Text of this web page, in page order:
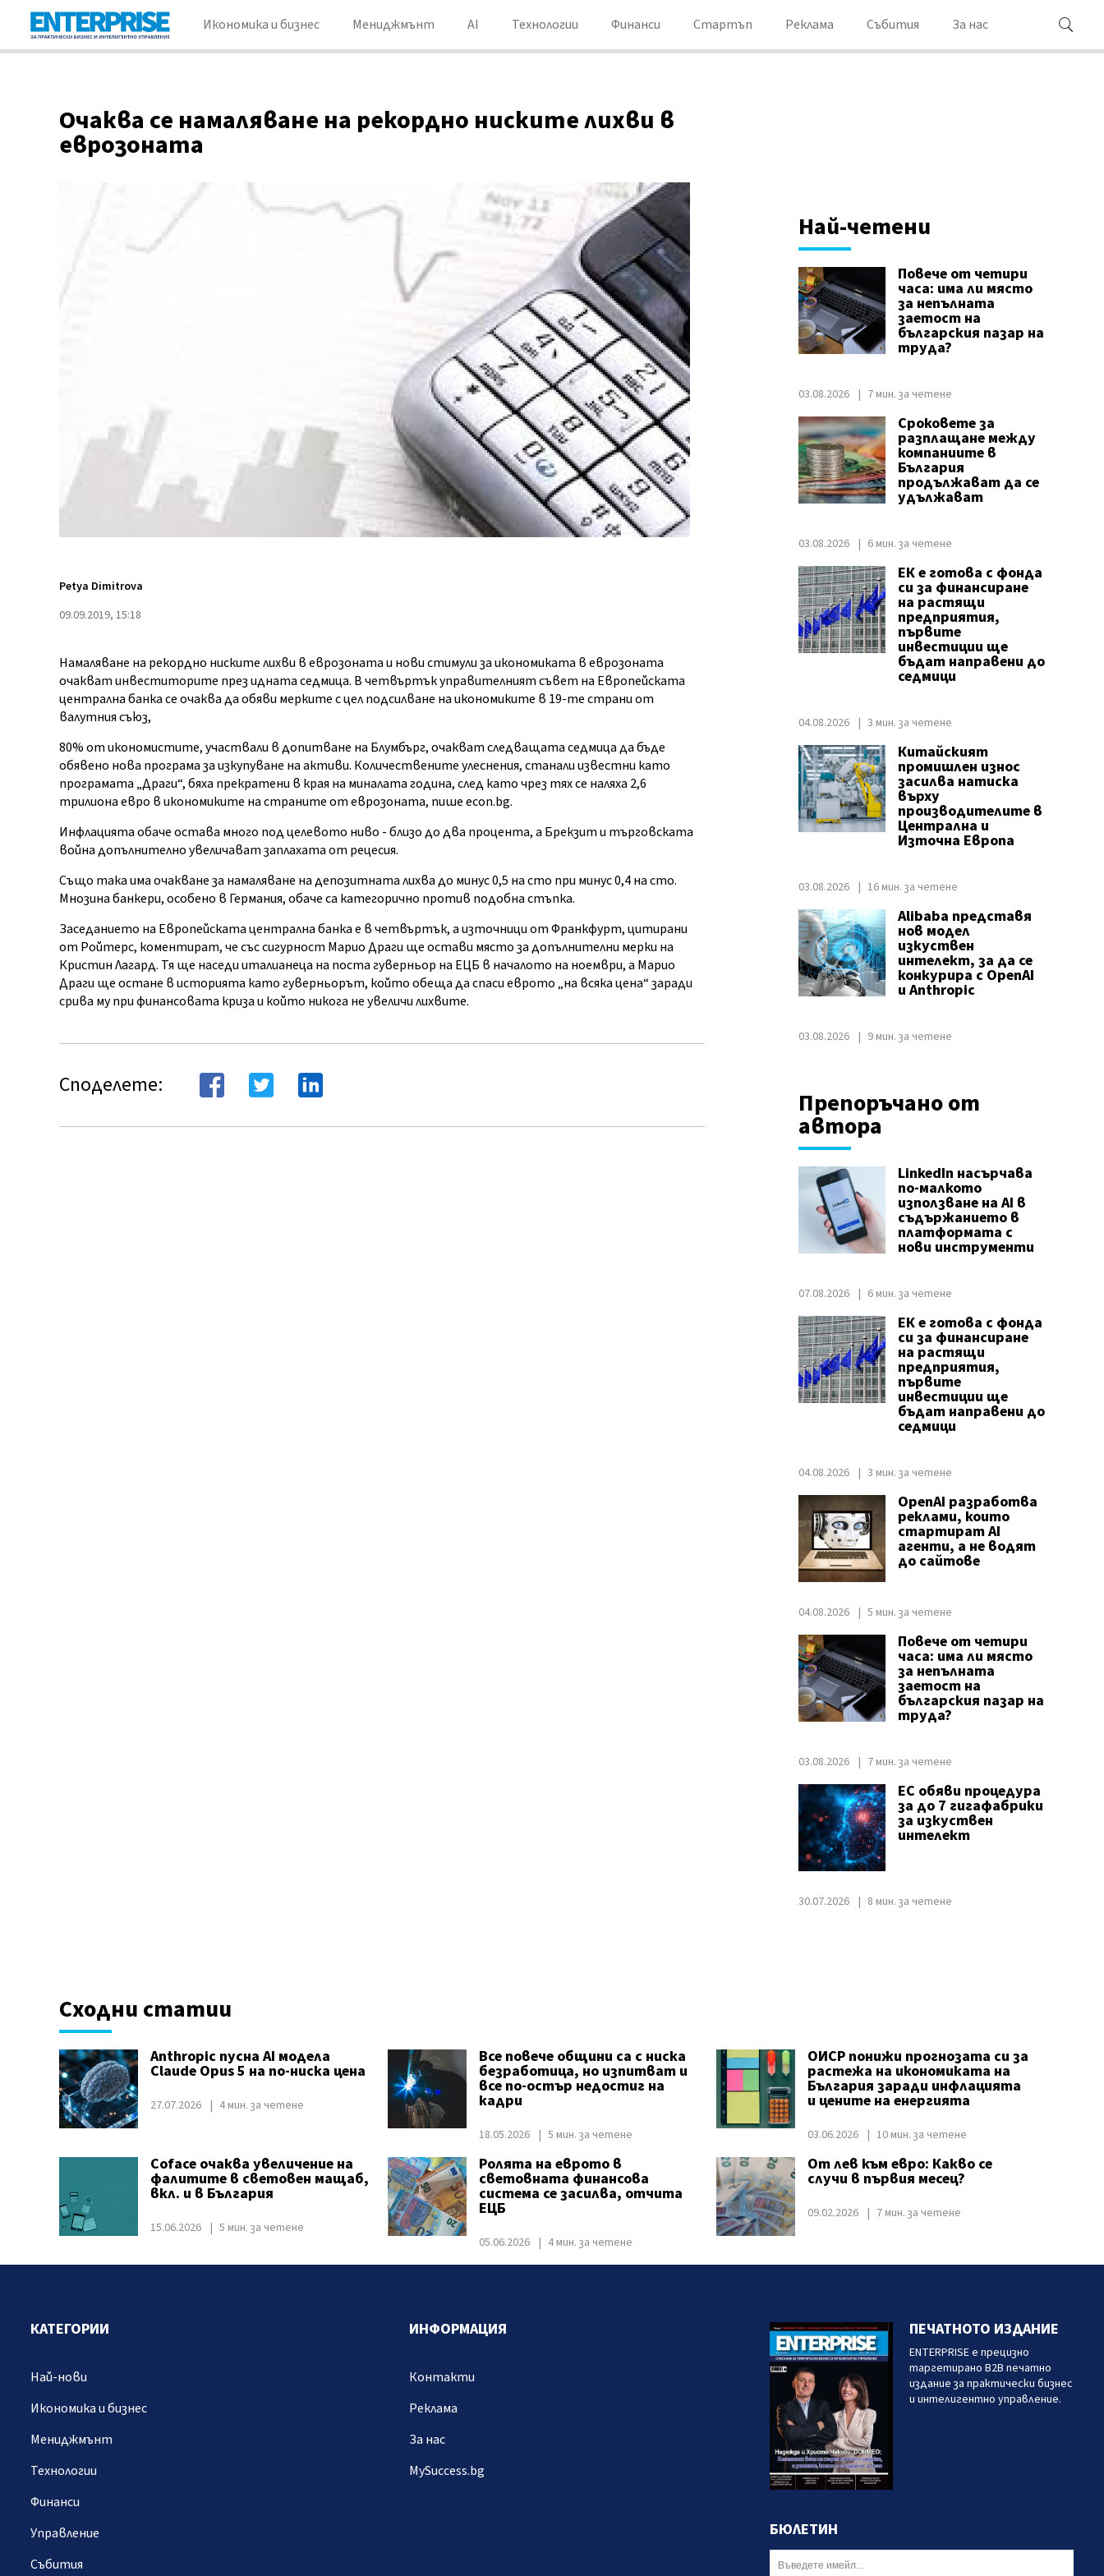
Икономика и бизнес Мениджмънт AI Технологии Финанси Стартъп Реклама Събития За нас
Очаква се намаляване на рекордно ниските лихви в
еврозоната
Petya Dimitrova
09.09.2019, 15:18
Намаляване на рекордно ниските лихви в еврозоната и нови стимули за икономиката в еврозоната
очакват инвеститорите през идната седмица. В четвъртък управителният съвет на Европейската
централна банка се очаква да обяви мерките с цел подсилване на икономиките в 19-те страни от
валутния съюз,
80% от икономистите, участвали в допитване на Блумбърг, очакват следващата седмица да бъде
обявено нова програма за изкупуване на активи. Количествените улеснения, станали известни като
програмата „Драги“, бяха прекратени в края на миналата година, след като чрез тях се наляха 2,6
трилиона евро в икономиките на страните от еврозоната, пише econ.bg.
Инфлацията обаче остава много под целевото ниво - близо до два процента, а Брекзит и търговската
война допълнително увеличават заплахата от рецесия.
Също така има очакване за намаляване на депозитната лихва до минус 0,5 на сто при минус 0,4 на сто.
Мнозина банкери, особено в Германия, обаче са категорично против подобна стъпка.
Заседанието на Европейската централна банка е в четвъртък, а източници от Франкфурт, цитирани
от Ройтерс, коментират, че със сигурност Марио Драги ще остави място за допълнителни мерки на
Кристин Лагард. Тя ще наседи италианеца на поста гуверньор на ЕЦБ в началото на ноември, а Марио
Драги ще остане в историята като гуверньорът, който обеща да спаси еврото „на всяка цена“ заради
срива му при финансовата криза и който никога не увеличи лихвите.
Споделете:
Най-четени
Повече от четири
часа: има ли място
за непълната
заетост на
българския пазар на
труда?
03.08.2026 7 мин. за четене
Сроковете за
разплащане между
компаниите в
България
продължават да се
удължават
03.08.2026 6 мин. за четене
ЕК е готова с фонда
си за финансиране
на растящи
предприятия,
първите
инвестиции ще
бъдат направени до
седмици
04.08.2026 3 мин. за четене
Китайският
промишлен износ
засилва натиска
върху
производителите в
Централна и
Източна Европа
03.08.2026 16 мин. за четене
Alibaba представя
нов модел
изкуствен
интелект, за да се
конкурира с OpenAI
и Anthropic
03.08.2026 9 мин. за четене
Препоръчано от
автора
LinkedIn насърчава
по-малкото
използване на AI в
съдържанието в
платформата с
нови инструменти
07.08.2026 6 мин. за четене
ЕК е готова с фонда
си за финансиране
на растящи
предприятия,
първите
инвестиции ще
бъдат направени до
седмици
04.08.2026 3 мин. за четене
OpenAI разработва
реклами, които
стартират AI
агенти, а не водят
до сайтове
04.08.2026 5 мин. за четене
Повече от четири
часа: има ли място
за непълната
заетост на
българския пазар на
труда?
03.08.2026 7 мин. за четене
ЕС обяви процедура
за до 7 гигафабрики
за изкуствен
интелект
30.07.2026 8 мин. за четене
Сходни статии
Anthropic пусна AI модела
Claude Opus 5 на по-ниска цена
27.07.2026 4 мин. за четене
Все повече общини са с ниска
безработица, но изпитват и
все по-остър недостиг на
кадри
18.05.2026 5 мин. за четене
ОИСР понижи прогнозата си за
растежа на икономиката на
България заради инфлацията
и цените на енергията
03.06.2026 10 мин. за четене
Coface очаква увеличение на
фалитите в световен мащаб,
вкл. и в България
15.06.2026 5 мин. за четене
Ролята на еврото в
световната финансова
система се засилва, отчита
ЕЦБ
05.06.2026 4 мин. за четене
От лев към евро: Какво се
случи в първия месец?
09.02.2026 7 мин. за четене
КАТЕГОРИИ
Най-нови
Икономика и бизнес
Мениджмънт
Технологии
Финанси
Управление
Събития
ИНФОРМАЦИЯ
Контакти
Реклама
За нас
MySuccess.bg
ПЕЧАТНОТО ИЗДАНИЕ
ENTERPRISE е прецизно
таргетирано B2B печатно
издание за практически бизнес
и интелигентно управление.
БЮЛЕТИН